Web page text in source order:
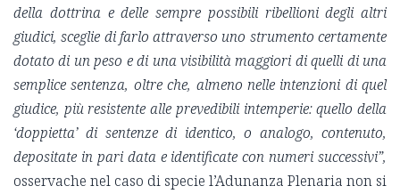
della dottrina e delle sempre possibili ribellioni degli altri
giudici, sceglie di farlo attraverso uno strumento certamente
dotato di un peso e di una visibilità maggiori di quelli di una
semplice sentenza, oltre che, almeno nelle intenzioni di quel
giudice, più resistente alle prevedibili intemperie: quello della
‘doppietta’ di sentenze di identico, o analogo, contenuto,
depositate in pari data e identificate con numeri successivi”,
osservache nel caso di specie l’Adunanza Plenaria non si